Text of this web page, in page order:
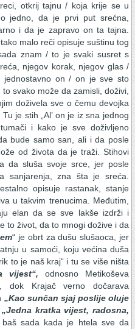
otkrij tajnu / koja krije se u
jedno, da je prvi put srećna,
i da je zapravo on ta tajna.
malo reči opisuje suštinu tog
znam / to je svaki susret s
njegov korak, njegov glas /
jednostavno on / on je sve sto
svako može da zamisli, doživi,
doživela sve o čemu devojka
je stih „Al’ on je iz sna jednog
i kako je sve doživljeno
bude samo san, ali i da posle
od života da je traži. Stihovi
da sluša svoje srce, jer posle
sanjarenja, zna šta je sreća.
opisuje rastanak, stanje
u takvim trenucima. Međutim,
elan da se sve lakše izdrži i
to život, da to mnogi dožive i da
“ je obrt za dušu slušaoca, jer
u samoći, koju većina duša
to je naš kraj“ i tu se više ništa
vijest“, odnosno Metikoševa
dok Krajač verno dočarava
„Kao sunčan sjaj poslije oluje
„Jedna kratka vijest, radosna,
baš sada kada je htela sve da